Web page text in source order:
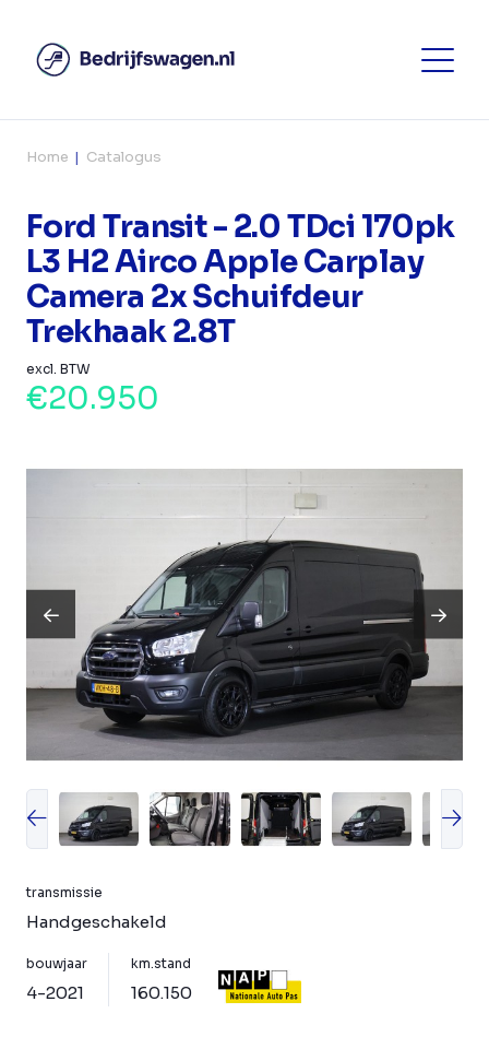
Home Catalogus
Ford Transit - 2.0 TDci 170pk
L3 H2 Airco Apple Carplay
Camera 2x Schuifdeur
Trekhaak 2.8T
excl. BTW
€20.950
transmissie
Handgeschakeld
bouwjaar
4-2021
km.stand
160.150